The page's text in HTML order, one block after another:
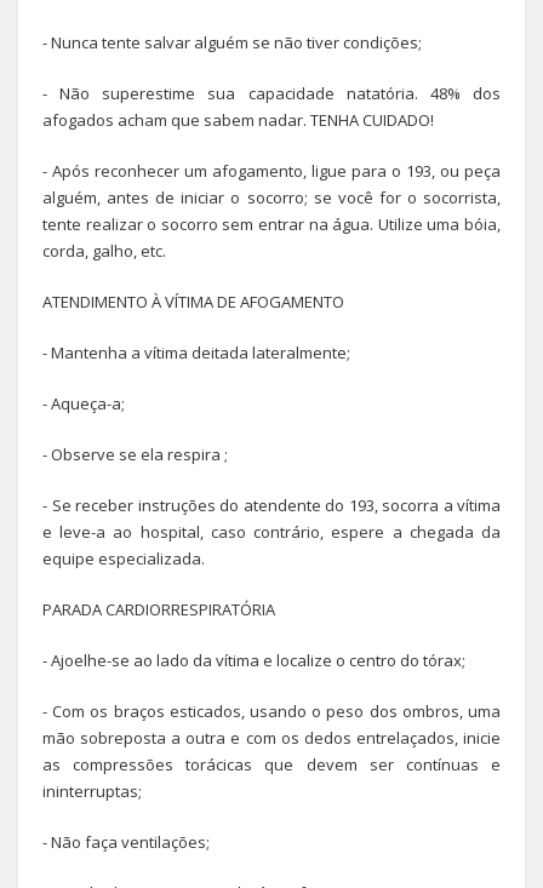
- Nunca tente salvar alguém se não tiver condições;
- Não superestime sua capacidade natatória. 48% dos
afogados acham que sabem nadar. TENHA CUIDADO!
- Após reconhecer um afogamento, ligue para o 193, ou peça
alguém, antes de iniciar o socorro; se você for o socorrista,
tente realizar o socorro sem entrar na água. Utilize uma bóia,
corda, galho, etc.
ATENDIMENTO À VÍTIMA DE AFOGAMENTO
- Mantenha a vítima deitada lateralmente;
- Aqueça-a;
- Observe se ela respira ;
- Se receber instruções do atendente do 193, socorra a vítima
e leve-a ao hospital, caso contrário, espere a chegada da
equipe especializada.
PARADA CARDIORRESPIRATÓRIA
- Ajoelhe-se ao lado da vítima e localize o centro do tórax;
- Com os braços esticados, usando o peso dos ombros, uma
mão sobreposta a outra e com os dedos entrelaçados, inicie
as compressões torácicas que devem ser contínuas e
ininterruptas;
- Não faça ventilações;